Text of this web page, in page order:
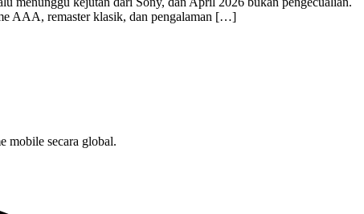
AAA, remaster klasik, dan pengalaman […]
mobile secara global.